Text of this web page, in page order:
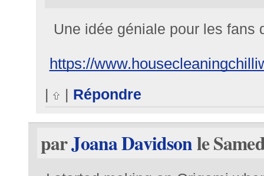
Une idée géniale pour les fans
https://
|
| Répondre
parJoana Davidsonle